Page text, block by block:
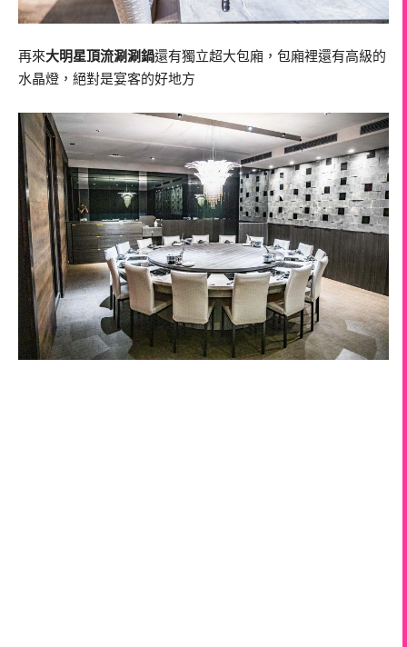
再來大明星頂流涮涮鍋還有獨立超大包廂，包廂裡還有高級的
水晶燈，絕對是宴客的好地方